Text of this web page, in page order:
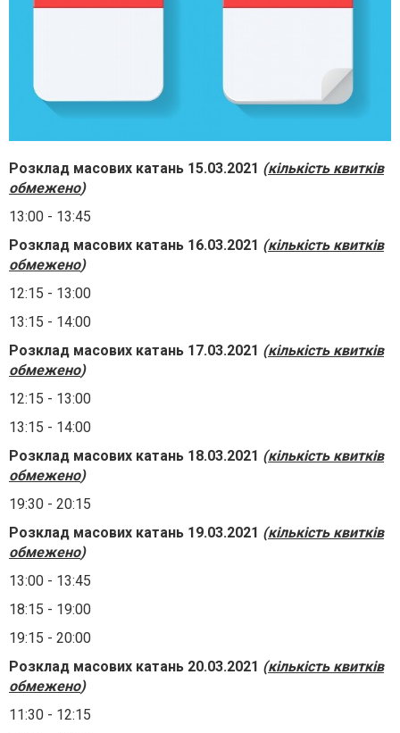
Розклад масових катань 15.03.2021 (кількість квитків
обмежено)
13:00 - 13:45
Розклад масових катань 16.03.2021 (кількість квитків
обмежено)
12:15 - 13:00
13:15 - 14:00
Розклад масових катань 17.03.2021 (кількість квитків
обмежено)
12:15 - 13:00
13:15 - 14:00
Розклад масових катань 18.03.2021 (кількість квитків
обмежено)
19:30 - 20:15
Розклад масових катань 19.03.2021 (кількість квитків
обмежено)
13:00 - 13:45
18:15 - 19:00
19:15 - 20:00
Розклад масових катань 20.03.2021 (кількість квитків
обмежено)
11:30 - 12:15